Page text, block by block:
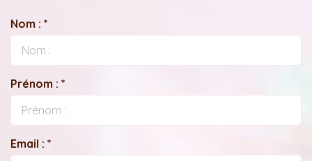
Nom : *
Prénom : *
Email : *